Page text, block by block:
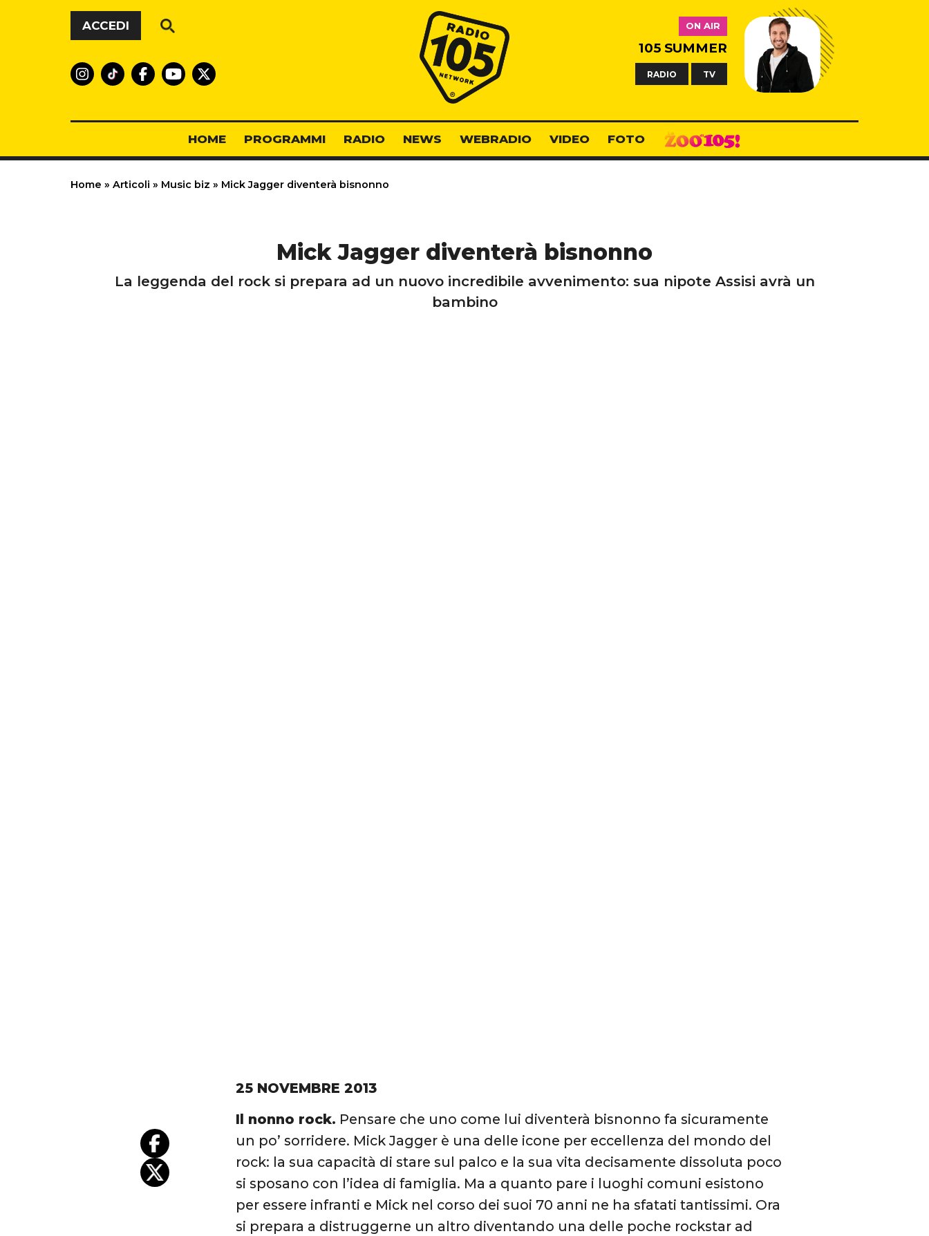
Vai al contenuto
ACCEDI
Radio 105
ON AIR
105 SUMMER
RADIO TV
HOME PROGRAMMI RADIO NEWS WEBRADIO VIDEO FOTO
Home » Articoli » Music biz » Mick Jagger diventerà bisnonno
Mick Jagger diventerà bisnonno
La leggenda del rock si prepara ad un nuovo incredibile avvenimento: sua nipote Assisi avrà un
bambino
25 NOVEMBRE 2013
Il nonno rock. Pensare che uno come lui diventerà bisnonno fa sicuramente
un po’ sorridere. Mick Jagger è una delle icone per eccellenza del mondo del
rock: la sua capacità di stare sul palco e la sua vita decisamente dissoluta poco
si sposano con l’idea di famiglia. Ma a quanto pare i luoghi comuni esistono
per essere infranti e Mick nel corso dei suoi 70 anni ne ha sfatati tantissimi. Ora
si prepara a distruggerne un altro diventando una delle poche rockstar ad